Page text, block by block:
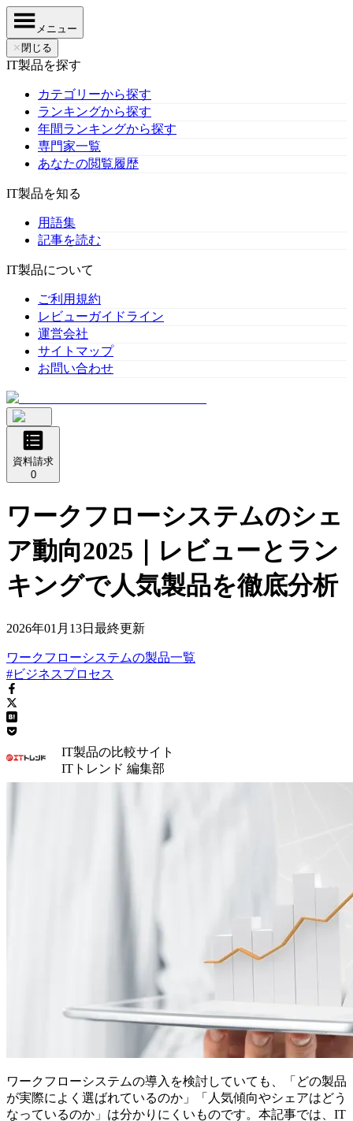
メニュー
✕ 閉じる
IT製品を探す
カテゴリーから探す
ランキングから探す
年間ランキングから探す
専門家一覧
あなたの閲覧履歴
IT製品を知る
用語集
記事を読む
IT製品について
ご利用規約
レビューガイドライン
運営会社
サイトマップ
お問い合わせ
資料請求
0
ワークフローシステムのシェ
ア動向2025｜レビューとラン
キングで人気製品を徹底分析
2026年01月13日 最終更新
ワークフローシステムの製品一覧
#ビジネスプロセス
IT製品の比較サイト
ITトレンド 編集部
ワークフローシステムの導入を検討していても、「どの製品
が実際によく選ばれているのか」「人気傾向やシェアはどう
なっているのか」は分かりにくいものです。本記事では、IT